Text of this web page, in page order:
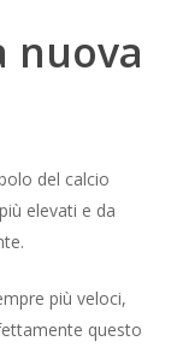
nuova
del calcio
elevati e da
più veloci,
questo